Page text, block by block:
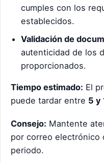
cumples con los
establecidos.
Validación de
autenticidad de los
proporcionados.
Tiempo estimado: El
puede tardar entre 5 y
Consejo: Mantente
por correo electrónico
periodo.